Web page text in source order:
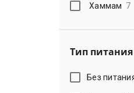
Хаммам 7
Тип питания
Без